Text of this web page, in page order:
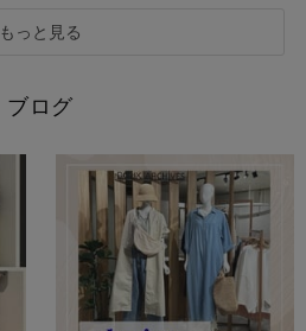
もっと見る
ブログ